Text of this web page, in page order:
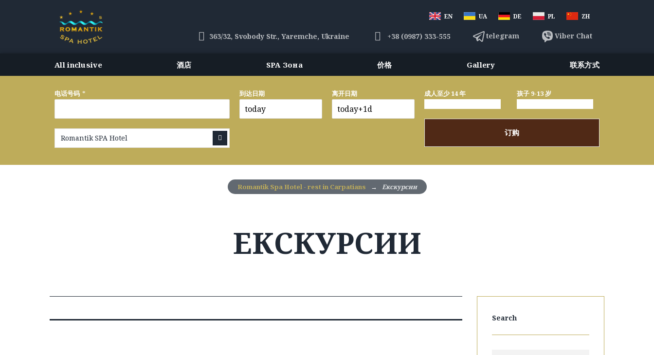
EN UA DE PL ZH
363/32, Svobody Str., Yaremche, Ukraine +38 (0987) 333-555 telegram Viber Chat
All inclusive 酒店 SPA Зона 价格 Gallery 联系方式
电话号码 *
Romantik SPA Hotel
到达日期 离开日期 成人至少 14 年 孩子 9-13 岁
订购
Romantik Spa Hotel - rest in Carpatians → Екскурсии
ЕКСКУРСИИ
Search